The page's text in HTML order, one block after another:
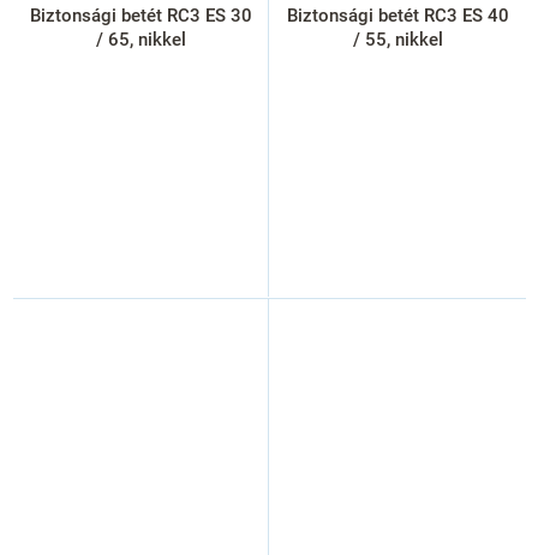
Biztonsági betét RC3 ES 30
/ 65, nikkel
Biztonsági betét RC3 ES 40
/ 55, nikkel